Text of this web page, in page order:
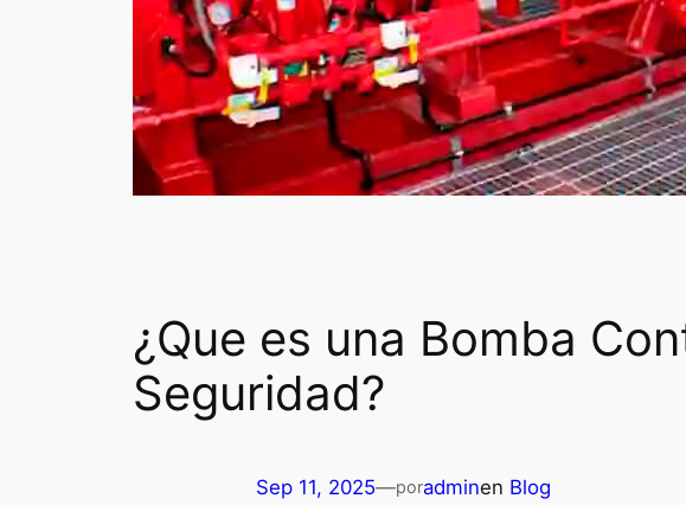
¿Que es una Bomba
Seguridad?
Sep 11, 2025—poradminen Blog